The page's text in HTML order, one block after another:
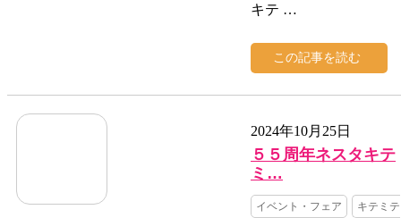
キテ …
この記事を読む
2024年10月25日
５５周年ネスタキテ
ミ…
イベント・フェア キテミテ